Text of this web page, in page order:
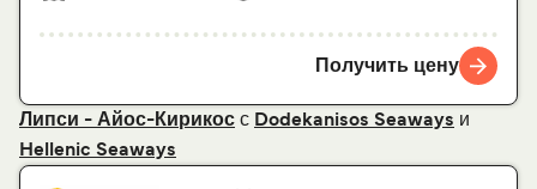
Получить цену
Липси - Айос-Кирикос с Dodekanisos Seaways и
Hellenic Seaways